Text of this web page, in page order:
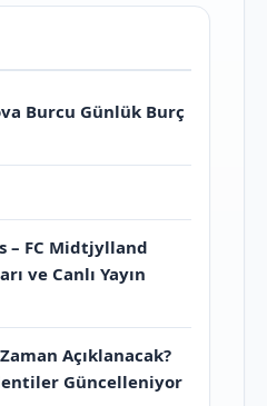
Burcu Günlük Burç
– FC Midtjylland
ve Canlı Yayın
Açıklanacak?
Güncelleniyor